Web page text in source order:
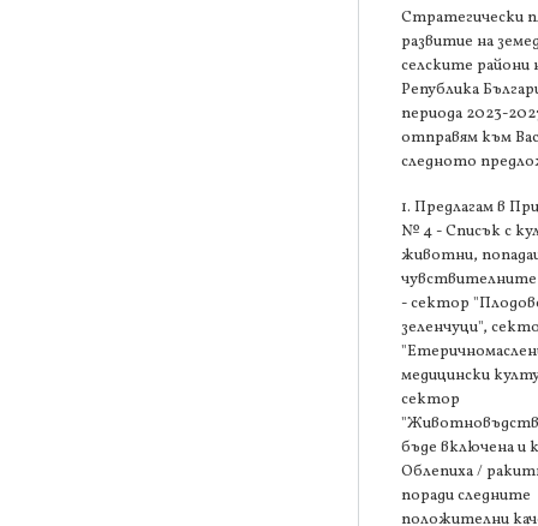
Стратегически
развитие на
селските райони
Република
периода 2023-
отправям към Вас
следното
1. Предлагам в
№ 4 - Списък с
животни,
- сектор
зеленчуци",
медицински
сектор
бъде включена и
Облепиха /
поради следните
положителни